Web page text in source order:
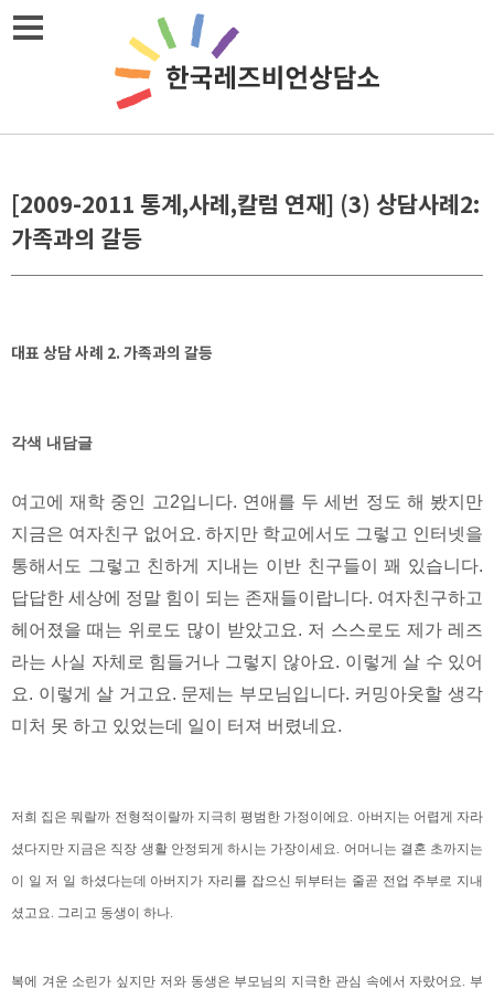
Skip
[2009-2011 통계,사례,칼럼 연재] (3) 상담사례2:
가족과의 갈등
대표 상담 사례 2. 가족과의 갈등
각색 내담글
여고에 재학 중인 고2입니다. 연애를 두 세번 정도 해 봤지만
지금은 여자친구 없어요. 하지만 학교에서도 그렇고 인터넷을
통해서도 그렇고 친하게 지내는 이반 친구들이 꽤 있습니다.
답답한 세상에 정말 힘이 되는 존재들이랍니다. 여자친구하고
헤어졌을 때는 위로도 많이 받았고요. 저 스스로도 제가 레즈
라는 사실 자체로 힘들거나 그렇지 않아요. 이렇게 살 수 있어
요. 이렇게 살 거고요. 문제는 부모님입니다. 커밍아웃할 생각
미처 못 하고 있었는데 일이 터져 버렸네요.
저희 집은 뭐랄까 전형적이랄까 지극히 평범한 가정이에요. 아버지는 어렵게 자라
셨다지만 지금은 직장 생활 안정되게 하시는 가장이세요. 어머니는 결혼 초까지는
이 일 저 일 하셨다는데 아버지가 자리를 잡으신 뒤부터는 줄곧 전업 주부로 지내
셨고요. 그리고 동생이 하나.
복에 겨운 소린가 싶지만 저와 동생은 부모님의 지극한 관심 속에서 자랐어요. 부